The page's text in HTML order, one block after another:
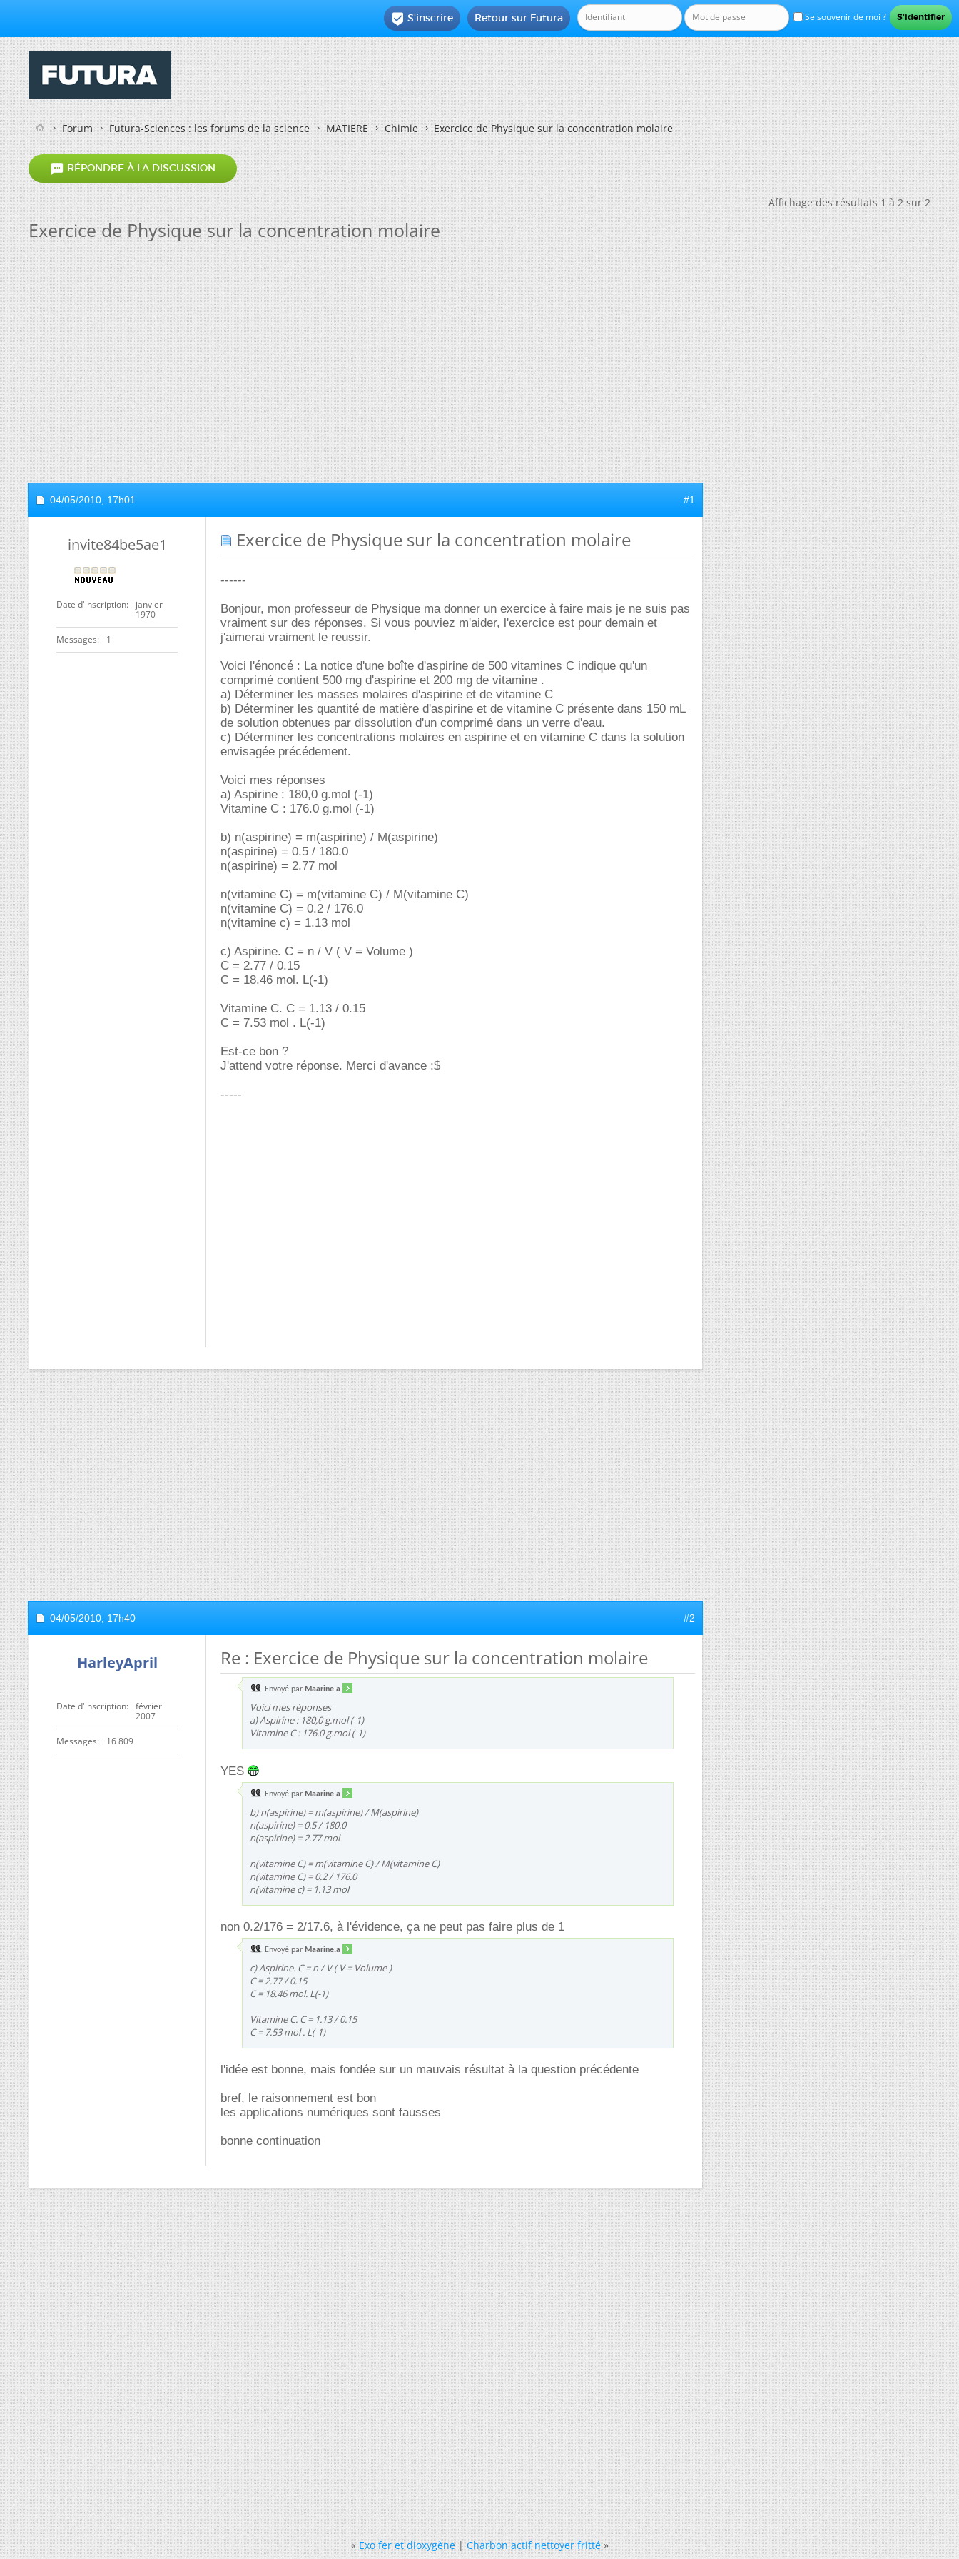
Se souvenir de moi ?
Retour sur Futura
 S'inscrire
Forum Futura-Sciences : les forums de la science MATIERE Chimie Exercice de Physique sur la concentration molaire
 RÉPONDRE À LA DISCUSSION
Affichage des résultats 1 à 2 sur 2
Exercice de Physique sur la concentration molaire
04/05/2010, 17h01 #1
invite84be5ae1
Date d'inscription
janvier
1970
Messages 1
Exercice de Physique sur la concentration molaire
------
Bonjour, mon professeur de Physique ma donner un exercice à faire mais je ne suis pas
vraiment sur des réponses. Si vous pouviez m'aider, l'exercice est pour demain et
j'aimerai vraiment le reussir.
Voici l'énoncé : La notice d'une boîte d'aspirine de 500 vitamines C indique qu'un
comprimé contient 500 mg d'aspirine et 200 mg de vitamine .
a) Déterminer les masses molaires d'aspirine et de vitamine C
b) Déterminer les quantité de matière d'aspirine et de vitamine C présente dans 150 mL
de solution obtenues par dissolution d'un comprimé dans un verre d'eau.
c) Déterminer les concentrations molaires en aspirine et en vitamine C dans la solution
envisagée précédement.
Voici mes réponses
a) Aspirine : 180,0 g.mol (-1)
Vitamine C : 176.0 g.mol (-1)
b) n(aspirine) = m(aspirine) / M(aspirine)
n(aspirine) = 0.5 / 180.0
n(aspirine) = 2.77 mol
n(vitamine C) = m(vitamine C) / M(vitamine C)
n(vitamine C) = 0.2 / 176.0
n(vitamine c) = 1.13 mol
c) Aspirine. C = n / V ( V = Volume )
C = 2.77 / 0.15
C = 18.46 mol. L(-1)
Vitamine C. C = 1.13 / 0.15
C = 7.53 mol . L(-1)
Est-ce bon ?
J'attend votre réponse. Merci d'avance :$
-----
04/05/2010, 17h40 #2
HarleyApril
Date d'inscription
février
2007
Messages 16 809
Re : Exercice de Physique sur la concentration molaire
Envoyé par Maarine.a
Voici mes réponses
a) Aspirine : 180,0 g.mol (-1)
Vitamine C : 176.0 g.mol (-1)
YES
Envoyé par Maarine.a
b) n(aspirine) = m(aspirine) / M(aspirine)
n(aspirine) = 0.5 / 180.0
n(aspirine) = 2.77 mol
n(vitamine C) = m(vitamine C) / M(vitamine C)
n(vitamine C) = 0.2 / 176.0
n(vitamine c) = 1.13 mol
non 0.2/176 = 2/17.6, à l'évidence, ça ne peut pas faire plus de 1
Envoyé par Maarine.a
c) Aspirine. C = n / V ( V = Volume )
C = 2.77 / 0.15
C = 18.46 mol. L(-1)
Vitamine C. C = 1.13 / 0.15
C = 7.53 mol . L(-1)
l'idée est bonne, mais fondée sur un mauvais résultat à la question précédente
bref, le raisonnement est bon
les applications numériques sont fausses
bonne continuation
« Exo fer et dioxygène|Charbon actif nettoyer fritté »